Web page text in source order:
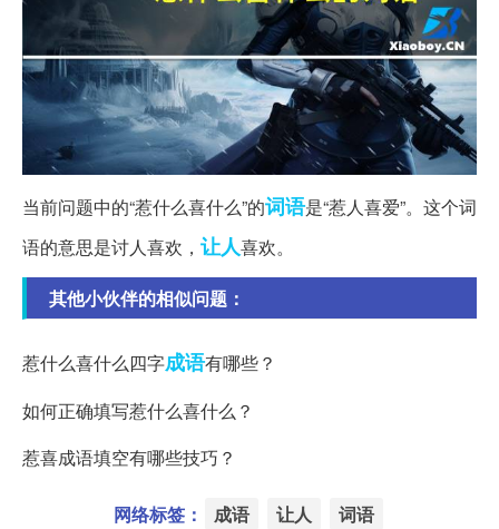
当前问题中的“惹什么喜什么”的词语是“惹人喜爱”。这个词
语的意思是讨人喜欢， 让人喜欢。
其他小伙伴的相似问题：
惹什么喜什么四字成语有哪些？
如何正确填写惹什么喜什么？
惹喜成语填空有哪些技巧？
网络标签： 成语 让人 词语